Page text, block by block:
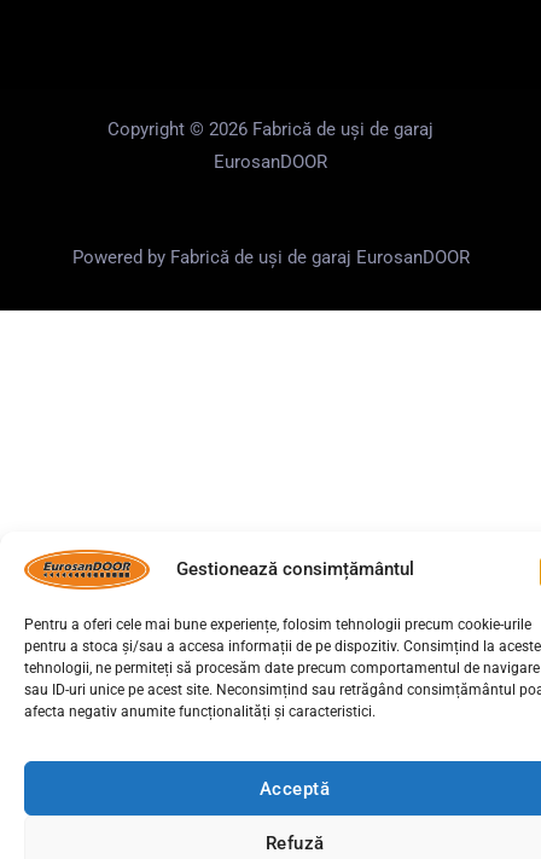
Gestionează consimțământul
Pentru a oferi cele mai bune experiențe, folosim tehnologii precum cookie-urile
pentru a stoca și/sau a accesa informații de pe dispozitiv. Consimțind la aceste
tehnologii, ne permiteți să procesăm date precum comportamentul de navigare
sau ID-uri unice pe acest site. Neconsimțind sau retrăgând consimțământul
afecta negativ anumite funcționalități și caracteristici.
Acceptă
Refuză
Copyright © 2026 Fabrică de uși de garaj
EurosanDOOR
Powered by Fabrică de uși de garaj EurosanDOOR